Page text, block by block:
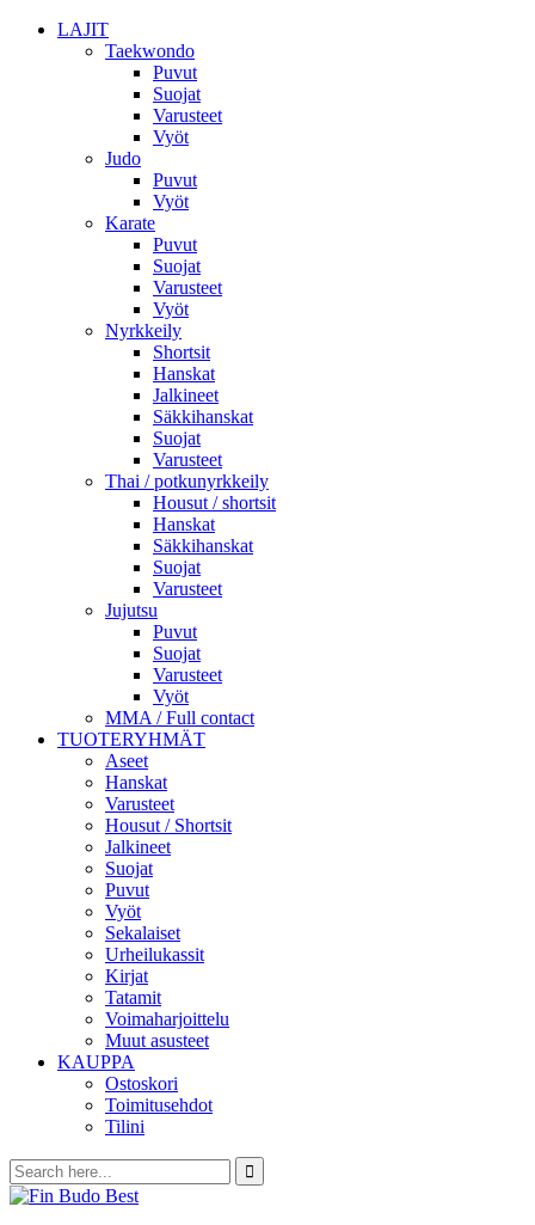
LAJIT
Taekwondo
Puvut
Suojat
Varusteet
Vyöt
Judo
Puvut
Vyöt
Karate
Puvut
Suojat
Varusteet
Vyöt
Nyrkkeily
Shortsit
Hanskat
Jalkineet
Säkkihanskat
Suojat
Varusteet
Thai / potkunyrkkeily
Housut / shortsit
Hanskat
Säkkihanskat
Suojat
Varusteet
Jujutsu
Puvut
Suojat
Varusteet
Vyöt
MMA / Full contact
TUOTERYHMÄT
Aseet
Hanskat
Varusteet
Housut / Shortsit
Jalkineet
Suojat
Puvut
Vyöt
Sekalaiset
Urheilukassit
Kirjat
Tatamit
Voimaharjoittelu
Muut asusteet
KAUPPA
Ostoskori
Toimitusehdot
Tilini